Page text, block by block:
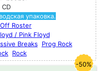
CD
упаковка.
Roster
/ Pink Floyd
Breaks
Prog Rock
Rock
-50%